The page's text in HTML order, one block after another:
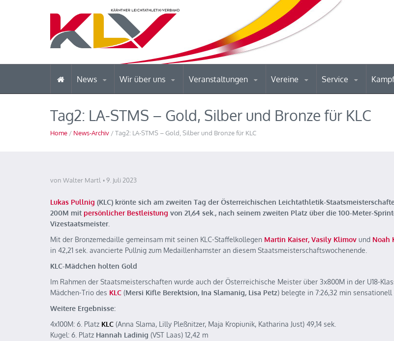
News Wir über uns Veranstaltungen Vereine Service
Tag2: LA-STMS – Gold, Silber und Bronze für KLC
Home / News-Archiv / Tag2: LA-STMS – Gold, Silber und Bronze für KLC
von Walter Martl 9. Juli 2023
Lukas Pullnig (KLC) krönte sich am zweiten Tag der Österreichischen Leichtathletik-
200M mit persönlicher Bestleistung von 21,64 sek., nach seinem zweiten Platz über die 100-Meter-
Vizestaatsmeister.
Mit der Bronzemedaille gemeinsam mit seinen KLC-Staffelkollegen Martin Kaiser, Vasily Klimov und Noah
in 42,21 sek. avancierte Pullnig zum Medaillenhamster an diesem Staatsmeisterschaftswochenende.
KLC-Mädchen holten Gold
Im Rahmen der Staatsmeisterschaften wurde auch der Österreichische Meister über 3x800M in der U18-
Mädchen-Trio des KLC (Mersi Kifle Berektsion, Ina Slamanig, Lisa Petz) belegte in 7:26,32 min sensationell
Weitere Ergebnisse:
4x100M: 6. Platz KLC (Anna Slama, Lilly Pleßnitzer, Maja Kropiunik, Katharina Just) 49,14 sek.
Kugel: 6. Platz Hannah Ladinig (VST Laas) 12,42 m